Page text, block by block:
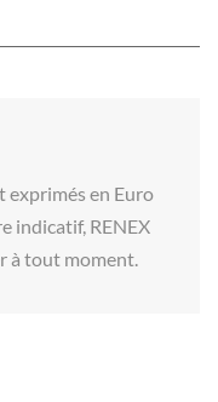
exprimés en Euro
indicatif, RENEX
à tout moment.